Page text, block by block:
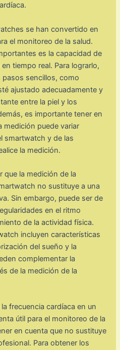
se han convertido en
el monitoreo de la salud.
es la capacidad de
tiempo real. Para lograrlo,
pasos sencillos, como
ajustado adecuadamente y
entre la piel y los
es importante tener en
medición puede variar
smartwatch y de las
la medición.
que la medición de la
no sustituye a una
Sin embargo, puede ser de
en el ritmo
de la actividad física.
incluyen características
del sueño y la
complementar la
de la medición de la
frecuencia cardíaca en un
útil para el monitoreo de la
en cuenta que no sustituye
Para obtener los